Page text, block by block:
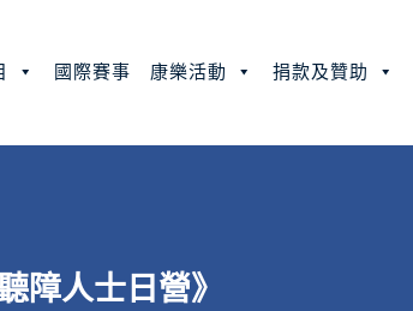
國際賽事 康樂活動 捐款及贊助
障人士日營》